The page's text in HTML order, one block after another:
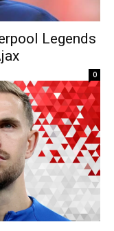
Legends
0